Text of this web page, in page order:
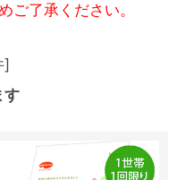
ご了承ください。
]
す